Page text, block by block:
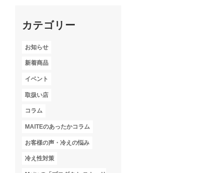
カテゴリー
お知らせ
新着商品
イベント
取扱い店
コラム
MAITEのあったかコラム
お客様の声・冷えの悩み
冷え性対策